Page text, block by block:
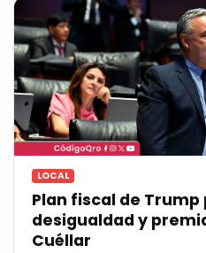
LOCAL
Plan fiscal de
desigualdad y
Cuéllar